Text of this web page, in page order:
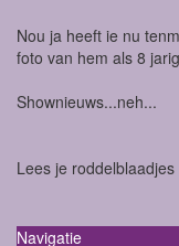
Nou ja heeft ie nu
foto van hem als 8
Shownieuws...neh...
Lees je roddelblaadjes
Navigatie